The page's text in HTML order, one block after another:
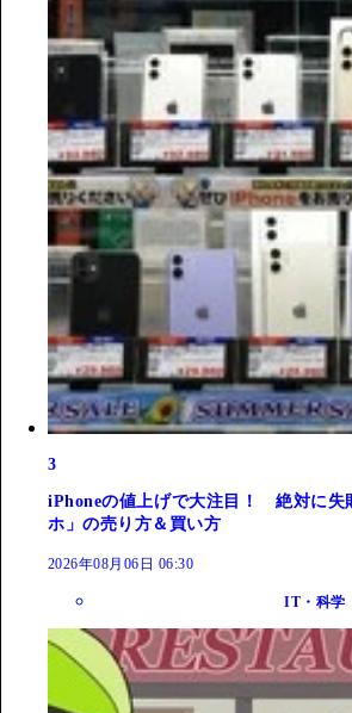
3
iPhoneの値上げで大注目！ 絶対に失
ホ」の売り方＆買い方
2026年08月06日 06:30
IT・科学